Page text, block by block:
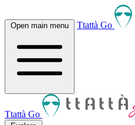
Open main menu Ttattà Go
Ttattà Go